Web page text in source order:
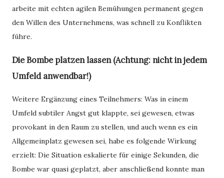
arbeite mit echten agilen Bemühungen permanent gegen
den Willen des Unternehmens, was schnell zu Konflikten
führe.
Die Bombe platzen lassen (Achtung: nicht in jedem
Umfeld anwendbar!)
Weitere Ergänzung eines Teilnehmers: Was in einem
Umfeld subtiler Angst gut klappte, sei gewesen, etwas
provokant in den Raum zu stellen, und auch wenn es ein
Allgemeinplatz gewesen sei, habe es folgende Wirkung
erzielt: Die Situation eskalierte für einige Sekunden, die
Bombe war quasi geplatzt, aber anschließend konnte man